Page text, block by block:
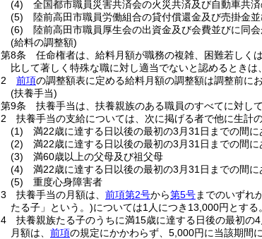
(4)
全国都市職員災害共済会の火災共済及び自動車共
(5)
陸前高田市職員労働組合の貸付償還金及び売掛金
(6)
陸前高田市職員厚生会の出資金及び会費並びに同
(給料の調整額)
第8条
任命権者は、給料月額が職務の複雑、困難若しく
比して著しく特殊な職に対し適当でないと認めるとき
2
前項の調整額表に定める給料月額の調整額は調整前に
(扶養手当)
第9条
扶養手当は、扶養親族のある職員のすべてに対して
2
扶養手当の支給については、次に掲げる者で他に生計
(1)
満22歳に達する日以後の最初の3月31日までの間に
(2)
満22歳に達する日以後の最初の3月31日までの間に
(3)
満60歳以上の父母及び祖父母
(4)
満22歳に達する日以後の最初の3月31日までの間に
(5)
重度心身障害者
3
扶養手当の月額は、 前項第2号から第5号までのいずれ
たる子」という。)については1人につき13,000円とする。
4
扶養親族たる子のうちに満15歳に達する日後の最初
月額は、 前項の規定にかかわらず、5,000円に当該期間